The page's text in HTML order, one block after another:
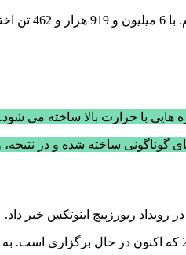
با حرارت بالا ساخته می شود.
ساخته شده و در نتیجه،
محمد صالح خالقی دبیر شبکه فن بازار ملی ایران. در حاشیه